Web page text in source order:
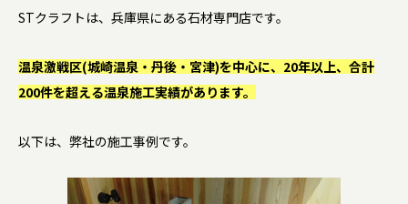
STクラフトは、兵庫県にある石材専門店です。
温泉激戦区(城崎温泉・丹後・宮津)を中心に、20年以上、合計
200件を超える温泉施工実績があります。
以下は、弊社の施工事例です。